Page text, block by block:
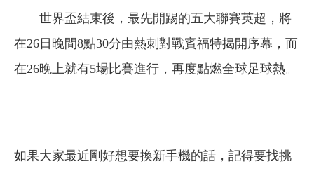
世界盃結束後，最先開踢的五大聯賽英超，將
在26日晚間8點30分由熱刺對戰賓福特揭開序幕，而
在26晚上就有5場比賽進行，再度點燃全球足球熱。
如果大家最近剛好想要換新手機的話，記得要找挑